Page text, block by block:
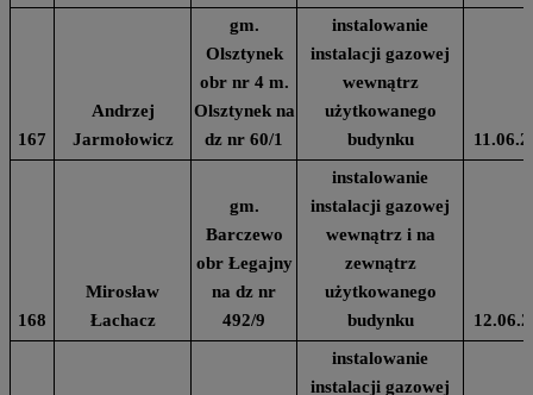
167
Andrzej
Jarmołowicz
gm.
Olsztynek
obr nr 4 m.
Olsztynek na
dz nr 60/1
instalowanie
instalacji gazowej
wewnątrz
użytkowanego
budynku
168
Mirosław
Łachacz
gm.
Barczewo
obr Łegajny
na dz nr
492/9
instalowanie
instalacji gazowej
wewnątrz i na
zewnątrz
użytkowanego
budynku
instalowanie
instalacji gazowej